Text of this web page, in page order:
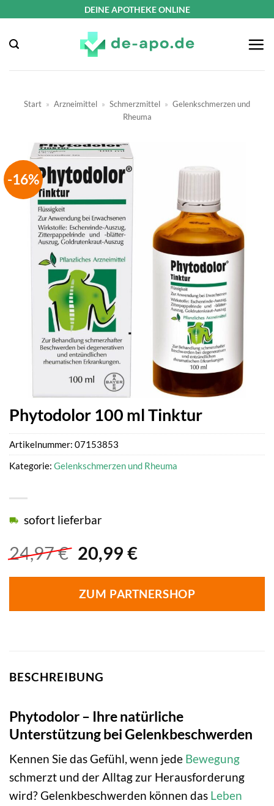
springen
DEINE APOTHEKE ONLINE
Start » Arzneimittel » Schmerzmittel » Gelenkschmerzen und
Rheuma
-16%
Phytodolor 100 ml Tinktur
24,97€ Ursprünglicher
war:
24,97 €
20,99 €Aktueller
ist:
20,99 €.
sofort lieferbar
ZUM PARTNERSHOP
Artikelnummer: 07153853
Kategorie: Gelenkschmerzen und Rheuma
BESCHREIBUNG
Phytodolor – Ihre natürliche
Unterstützung bei Gelenkbeschwerden
Kennen Sie das Gefühl, wenn jede Bewegung
schmerzt und der Alltag zur Herausforderung
wird? Gelenkbeschwerden können das Leben